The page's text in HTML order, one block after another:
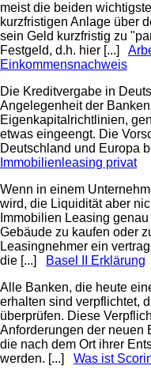
meist die beiden
kurzfristigen Anlage über
sein Geld kurzfristig zu
Festgeld, d.h. hier [...]
Einkommensnachweis
Die Kreditvergabe in
Angelegenheit der
Eigenkapitalrichtlinien,
etwas eingeengt. Die
Deutschland und Europa
Immobilienleasing privat
Wenn in einem
wird, die Liquidität aber
Immobilien Leasing
Gebäude zu kaufen oder
Leasingnehmer ein
die [...]
Basel II Erklärung
Alle Banken, die heute
erhalten sind verpflichtet,
überprüfen. Diese
Anforderungen der neuen
die nach dem Ort ihrer
werden. [...] Was ist